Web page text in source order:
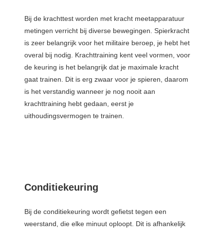
Bij de krachttest worden met kracht meetapparatuur
metingen verricht bij diverse bewegingen. Spierkracht
is zeer belangrijk voor het militaire beroep, je hebt het
overal bij nodig. Krachttraining kent veel vormen, voor
de keuring is het belangrijk dat je maximale kracht
gaat trainen. Dit is erg zwaar voor je spieren, daarom
is het verstandig wanneer je nog nooit aan
krachttraining hebt gedaan, eerst je
uithoudingsvermogen te trainen.
Conditiekeuring
Bij de conditiekeuring wordt gefietst tegen een
weerstand, die elke minuut oploopt. Dit is afhankelijk